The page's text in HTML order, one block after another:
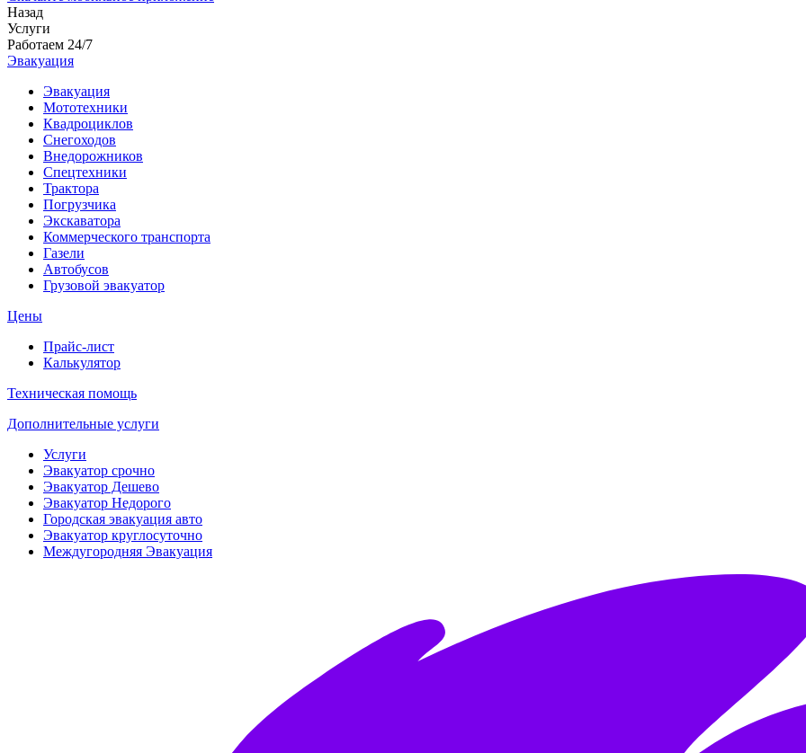
Назад
Услуги
Работаем 24/7
Эвакуация
Эвакуация
Мототехники
Квадроциклов
Снегоходов
Внедорожников
Спецтехники
Трактора
Погрузчика
Экскаватора
Коммерческого транспорта
Газели
Автобусов
Грузовой эвакуатор
Цены
Прайс-лист
Калькулятор
Техническая помощь
Дополнительные услуги
Услуги
Эвакуатор срочно
Эвакуатор Дешево
Эвакуатор Недорого
Городская эвакуация авто
Эвакуатор круглосуточно
Междугородняя Эвакуация